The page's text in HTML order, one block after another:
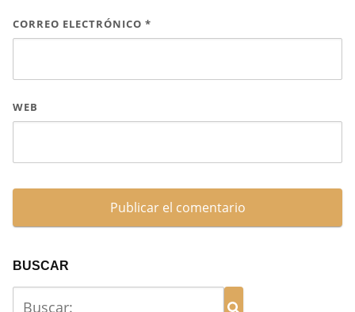
CORREO ELECTRÓNICO *
WEB
BUSCAR